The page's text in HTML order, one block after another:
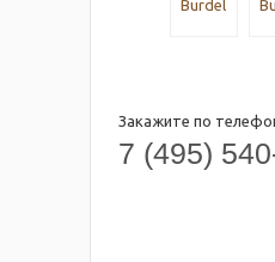
Закажите по
7 (495)